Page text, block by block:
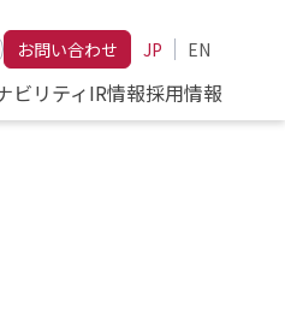
お問い合わせ JP EN
ビリティIR情報採用情報